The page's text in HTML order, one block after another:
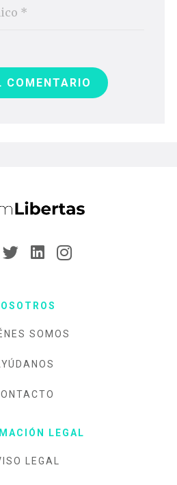
COMENTARIO
SOMOS
LEGAL
LEGAL